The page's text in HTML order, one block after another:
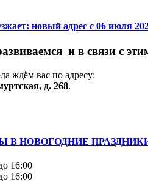
новый адрес с 06 июля
и в связи с
ждём вас по адресу:
д. 268.
В НОВОГОДНИЕ
16:00
16:00